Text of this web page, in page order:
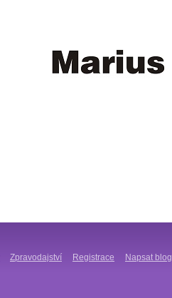
Zpravodajství Registrace Napsat blog